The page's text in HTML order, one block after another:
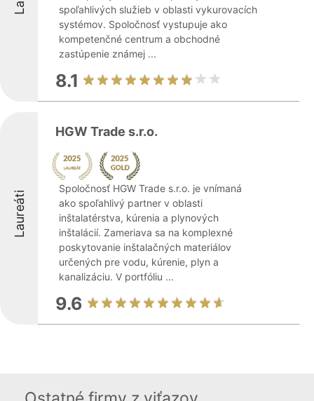
spoľahlivých služieb v oblasti vykurovacích
systémov. Spoločnosť vystupuje ako
kompetenčné centrum a obchodné
zastúpenie známej ...
8.1
Laureáti
HGW Trade s.r.o.
Spoločnosť HGW Trade s.r.o. je vnímaná
ako spoľahlivý partner v oblasti
inštalatérstva, kúrenia a plynových
inštalácií. Zameriava sa na komplexné
poskytovanie inštalačných materiálov
určených pre vodu, kúrenie, plyn a
kanalizáciu. V portfóliu ...
9.6